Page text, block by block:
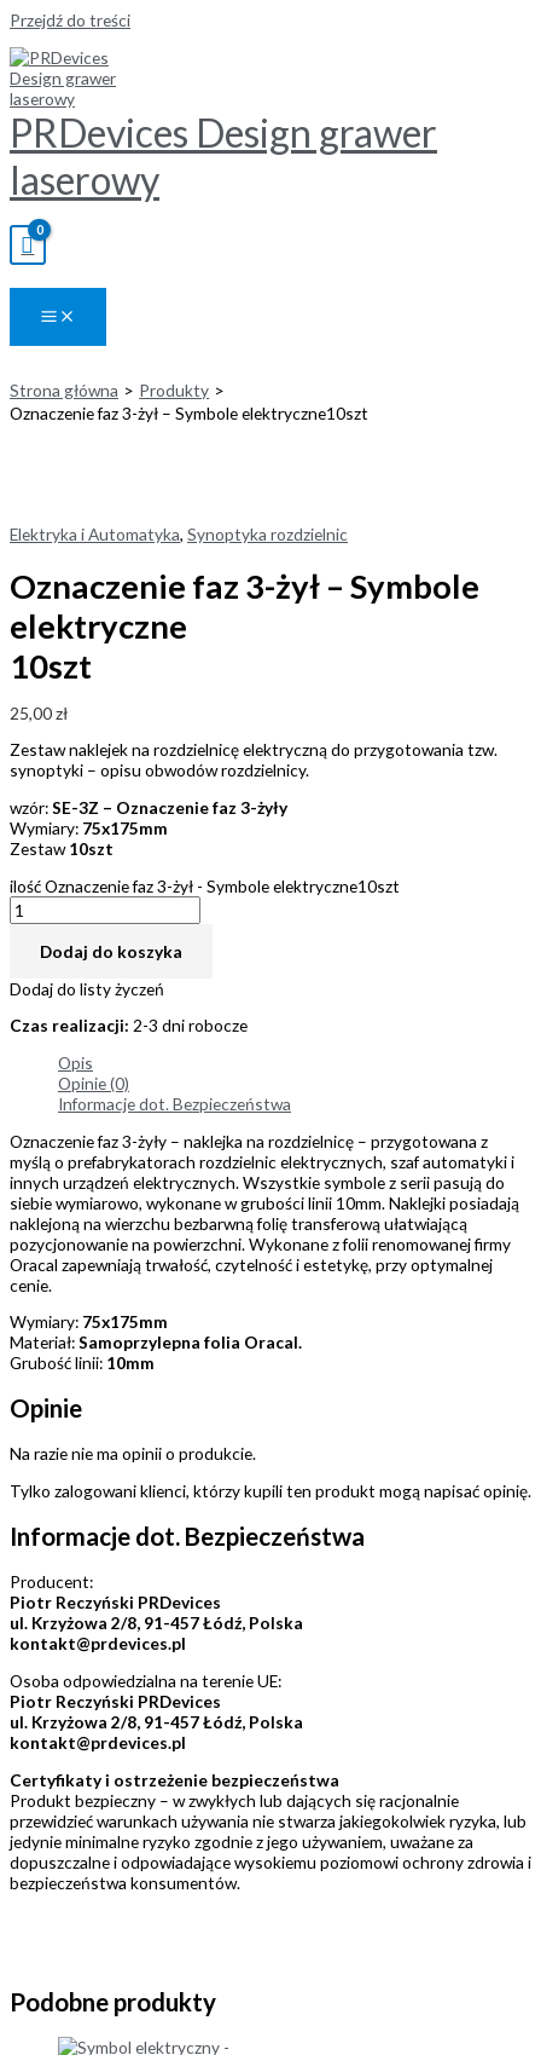
Przejdź do treści
PRDevices Design grawer
laserowy
Strona główna
Produkty
Oznaczenie faz 3-żył – Symbole elektryczne10szt
Elektryka i Automatyka, Synoptyka rozdzielnic
Oznaczenie faz 3-żył – Symbole
elektryczne
10szt
25,00zł
Zestaw naklejek na rozdzielnicę elektryczną do przygotowania tzw.
synoptyki – opisu obwodów rozdzielnicy.
wzór:SE-3Z – Oznaczenie faz 3-żyły
Wymiary: 75x175mm
Zestaw10szt
ilość Oznaczenie faz 3-żył - Symbole elektryczne10szt
Dodaj do koszyka
Dodaj do listy życzeń
Czas realizacji: 2-3 dni robocze
Opis
Opinie (0)
Informacje dot. Bezpieczeństwa
Oznaczenie faz 3-żyły – naklejka na rozdzielnicę – przygotowana z
myślą o prefabrykatorach rozdzielnic elektrycznych, szaf automatyki i
innych urządzeń elektrycznych. Wszystkie symbole z serii pasują do
siebie wymiarowo, wykonane w grubości linii 10mm. Naklejki posiadają
naklejoną na wierzchu bezbarwną folię transferową ułatwiającą
pozycjonowanie na powierzchni. Wykonane z folii renomowanej firmy
Oracal zapewniają trwałość, czytelność i estetykę, przy optymalnej
cenie.
Wymiary: 75x175mm
Materiał:Samoprzylepna folia Oracal.
Grubość linii: 10mm
Opinie
Na razie nie ma opinii o produkcie.
Tylko zalogowani klienci, którzy kupili ten produkt mogą napisać opinię.
Informacje dot. Bezpieczeństwa
Producent:
Piotr Reczyński PRDevices
ul. Krzyżowa 2/8, 91-457 Łódź, Polska
kontakt@prdevices.pl
Osoba odpowiedzialna na terenie UE:
Piotr Reczyński PRDevices
ul. Krzyżowa 2/8, 91-457 Łódź, Polska
kontakt@prdevices.pl
Certyfikaty i ostrzeżenie bezpieczeństwa
Produkt bezpieczny – w zwykłych lub dających się racjonalnie
przewidzieć warunkach używania nie stwarza jakiegokolwiek ryzyka, lub
jedynie minimalne ryzyko zgodnie z jego używaniem, uważane za
dopuszczalne i odpowiadające wysokiemu poziomowi ochrony zdrowia i
bezpieczeństwa konsumentów.
Podobne produkty